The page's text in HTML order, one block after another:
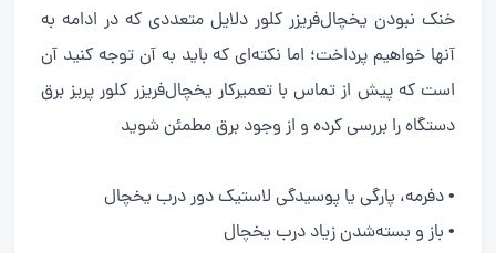
خنک نبودن یخچال‌فریزر کلور دلایل متعددی که در ادامه به
آنها خواهیم پرداخت؛ اما نکته‌ای که باید به آن توجه کنید آن
است که پیش از تماس با تعمیرکار یخچال‌فریزر کلور پریز برق
دستگاه را بررسی کرده و از وجود برق مطمئن شوید
• دفرمه، پارگی یا پوسیدگی لاستیک دور درب یخچال
• باز و بسته‌شدن زیاد درب یخچال